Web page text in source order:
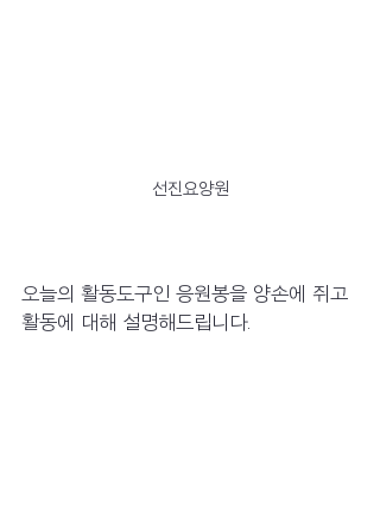
선진요양원
오늘의 활동도구인 응원봉을 양손에 쥐고
활동에 대해 설명해드립니다.